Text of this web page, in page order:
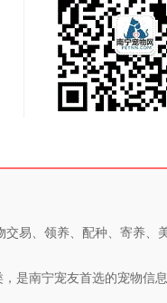
易、领养、配种、寄养
是南宁宠友首选的宠物信息